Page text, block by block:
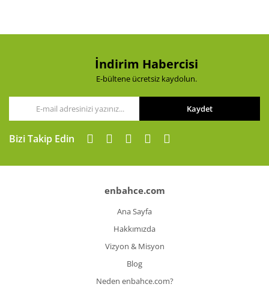
Ürün fiyatı diğer sitelerden daha pahalı.
Gönder
İndirim Habercisi
E-bültene ücretsiz kaydolun.
Kaydet
Bizi Takip Edin
enbahce.com
Ana Sayfa
Hakkımızda
Vizyon & Misyon
Blog
Neden enbahce.com?